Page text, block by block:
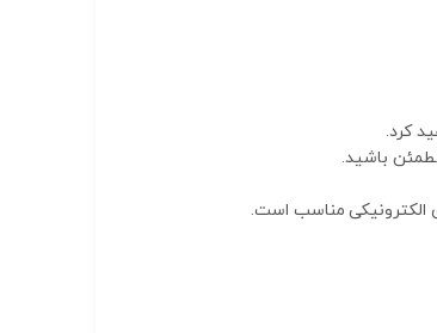
کرد.
باشید.
الکترونیکی مناسب است.